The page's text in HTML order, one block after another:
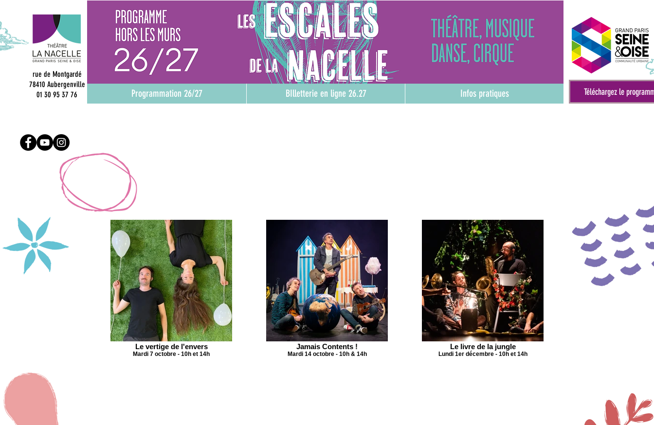
rue de Montgardé
78410 Aubergenville
01 30 95 37 76
Programmation 26/27 BIlletterie en ligne 26.27 Infos pratiques Téléchargez le
Le vertige de l'envers
Mardi 7 octobre - 10h et 14h
Jamais Contents !
Mardi 14 octobre - 10h & 14h
Le livre de la jungle
Lundi 1er décembre - 10h et 14h